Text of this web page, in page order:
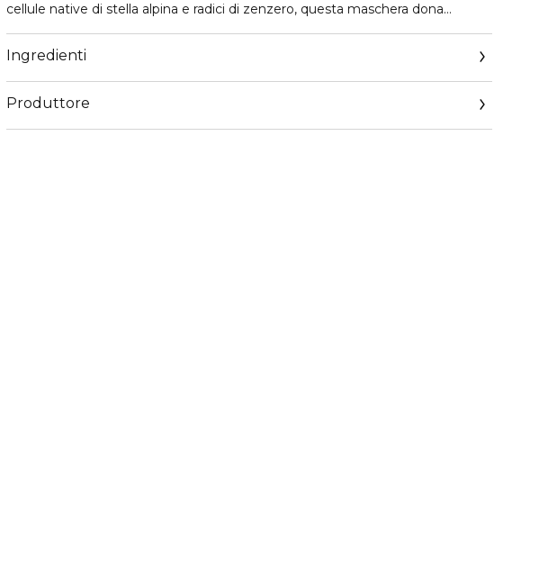
cellule native di stella alpina e radici di zenzero, questa maschera dona
combinazione di agenti trattanti rende il capello facile da acconciare,
donando morbidezza e nutrimento. Il capello è intensamente fortificato,
morbido e brillante.
Ingredienti
Produttore